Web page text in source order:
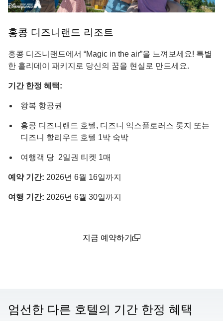
홍콩 디즈니랜드 리조트
홍콩 디즈니랜드에서 “Magic in the air”을 느껴보세요! 특별
한 홀리데이 패키지로 당신의 꿈을 현실로 만드세요.
기간 한정 혜택:
왕복 항공권
홍콩 디즈니랜드 호텔, 디즈니 익스플로러스 롯지 또는
디즈니 할리우드 호텔 1박 숙박
여행객 당 2일권 티켓 1매
예약 기간: 2026년 6월 16일까지
여행 기간: 2026년 6월 30일까지
지금 예약하기
엄선한 다른 호텔의 기간 한정 혜택